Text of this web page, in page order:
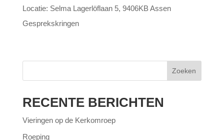
Locatie: Selma Lagerlöflaan 5, 9406KB Assen
Gesprekskringen
Zoeken
RECENTE BERICHTEN
Vieringen op de Kerkomroep
Roeping